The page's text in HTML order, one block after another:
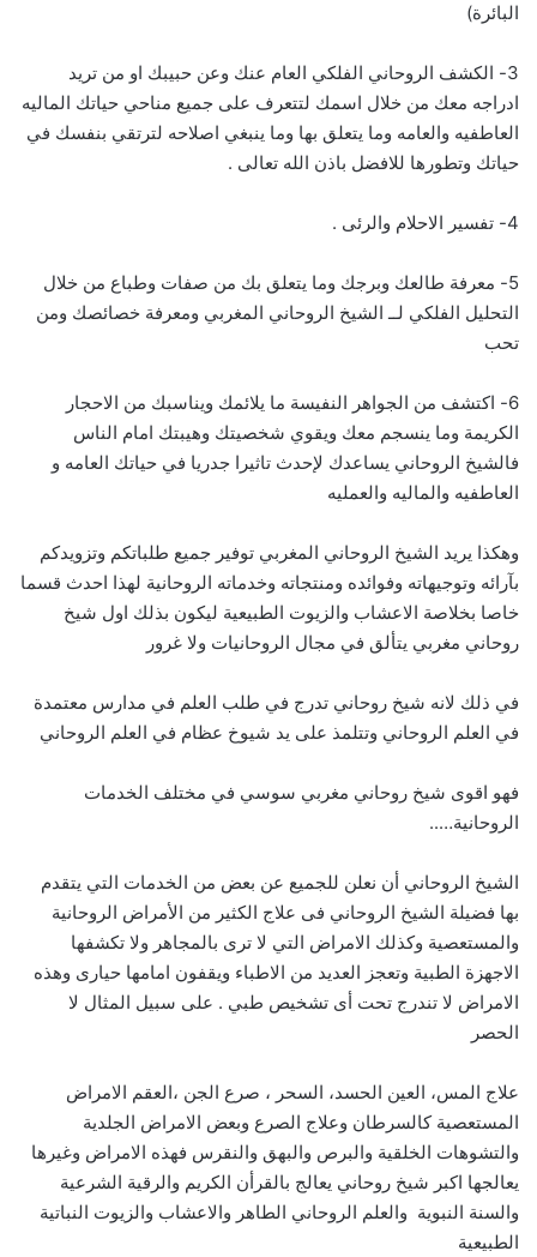
البائرة)
3- الكشف الروحاني الفلكي العام عنك وعن حبيبك او من تريد
ادراجه معك من خلال اسمك لتتعرف على جميع مناحي حياتك الماليه
العاطفيه والعامه وما يتعلق بها وما ينبغي اصلاحه لترتقي بنفسك في
حياتك وتطورها للافضل باذن الله تعالى .
4- تفسير الاحلام والرئى .
5- معرفة طالعك وبرجك وما يتعلق بك من صفات وطباع من خلال
التحليل الفلكي لــ الشيخ الروحاني المغربي ومعرفة خصائصك ومن
تحب
6- اكتشف من الجواهر النفيسة ما يلائمك ويناسبك من الاحجار
الكريمة وما ينسجم معك ويقوي شخصيتك وهيبتك امام الناس
فالشيخ الروحاني يساعدك لإحدث تاثيرا جدريا في حياتك العامه و
العاطفيه والماليه والعمليه
وهكذا يريد الشيخ الروحاني المغربي توفير جميع طلباتكم وتزويدكم
بآرائه وتوجيهاته وفوائده ومنتجاته وخدماته الروحانية لهذا احدث قسما
خاصا بخلاصة الاعشاب والزيوت الطبيعية ليكون بذلك اول شيخ
روحاني مغربي يتألق في مجال الروحانيات ولا غرور
في ذلك لانه شيخ روحاني تدرج في طلب العلم في مدارس معتمدة
في العلم الروحاني وتتلمذ على يد شيوخ عظام في العلم الروحاني
فهو اقوى شيخ روحاني مغربي سوسي في مختلف الخدمات
الروحانية…..
الشيخ الروحاني أن نعلن للجميع عن بعض من الخدمات التي يتقدم
بها فضيلة الشيخ الروحاني فى علاج الكثير من الأمراض الروحانية
والمستعصية وكذلك الامراض التي لا ترى بالمجاهر ولا تكشفها
الاجهزة الطبية وتعجز العديد من الاطباء ويقفون امامها حيارى وهذه
الامراض لا تندرج تحت أى تشخيص طبي . على سبيل المثال لا
الحصر
علاج المس، العين الحسد، السحر ، صرع الجن ،العقم الامراض
المستعصية كالسرطان وعلاج الصرع وبعض الامراض الجلدية
والتشوهات الخلقية والبرص والبهق والنقرس فهذه الامراض وغيرها
يعالجها اكبر شيخ روحاني يعالج بالقرأن الكريم والرقية الشرعية
والسنة النبوية والعلم الروحاني الطاهر والاعشاب والزيوت النباتية
الطبيعية